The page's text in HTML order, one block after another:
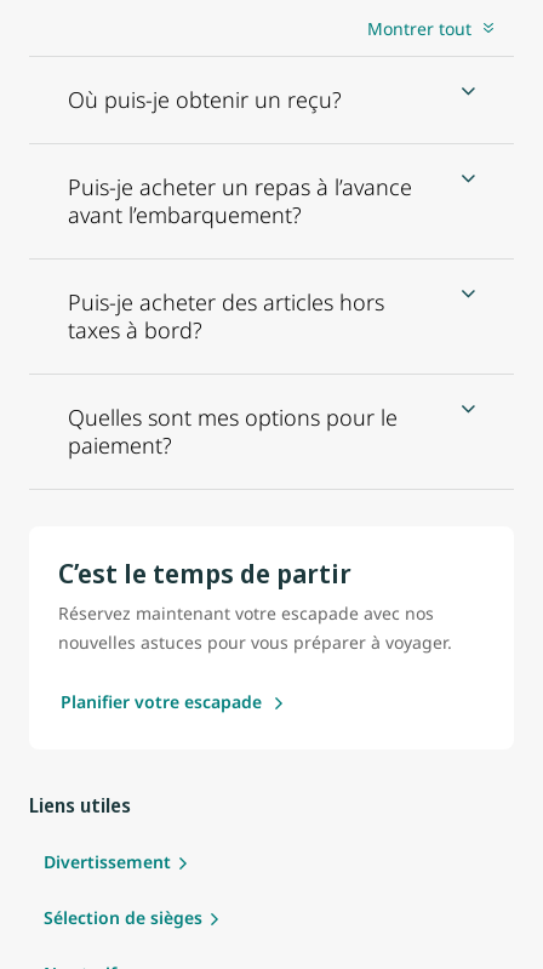
Montrer tout
Où puis-je obtenir un reçu?
Puis-je acheter un repas à l’avance
avant l’embarquement?
Puis-je acheter des articles hors
taxes à bord?
Quelles sont mes options pour le
paiement?
C’est le temps de partir
Réservez maintenant votre escapade avec nos
nouvelles astuces pour vous préparer à voyager.
Planifier votre escapade
Liens utiles
Divertissement
Sélection de sièges